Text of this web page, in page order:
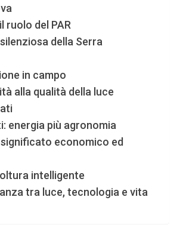
ruolo del PAR
della Serra
in campo
alla qualità della luce
energia più agronomia
economico ed
intelligente
tra luce, tecnologia e vita